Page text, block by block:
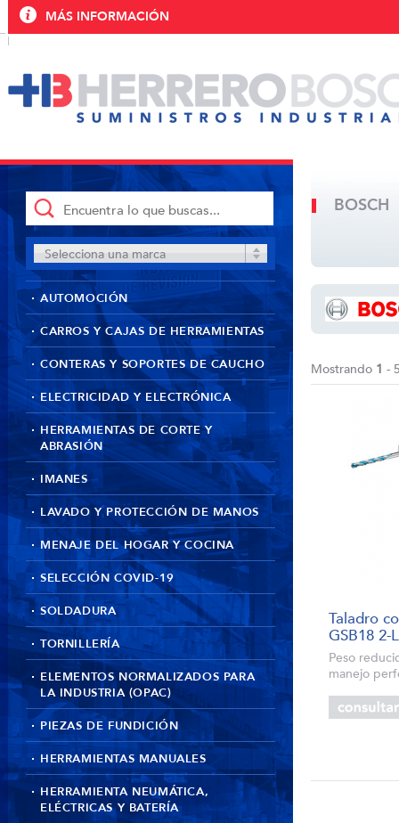
MÁS INFORMACIÓN
Selecciona una marca
AUTOMOCIÓN
CARROS Y CAJAS DE HERRAMIENTAS
CONTERAS Y SOPORTES DE CAUCHO
ELECTRICIDAD Y ELECTRÓNICA
HERRAMIENTAS DE CORTE Y
ABRASIÓN
IMANES
LAVADO Y PROTECCIÓN DE MANOS
MENAJE DEL HOGAR Y COCINA
SELECCIÓN COVID-19
SOLDADURA
TORNILLERÍA
ELEMENTOS NORMALIZADOS PARA
LA INDUSTRIA (OPAC)
PIEZAS DE FUNDICIÓN
HERRAMIENTAS MANUALES
HERRAMIENTA NEUMÁTICA,
ELÉCTRICAS Y BATERÍA
BOSCH
Mostrando 1 -
Taladro
GSB18 2-
Peso
manejo
2
de